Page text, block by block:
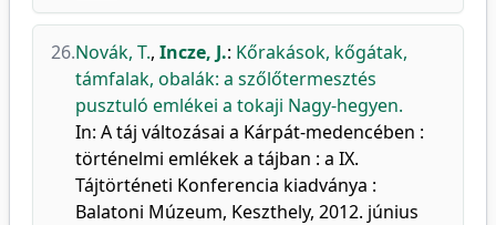
26.Novák, T., Incze, J.: Kőrakások, kőgátak,
támfalak, obalák: a szőlőtermesztés
pusztuló emlékei a tokaji Nagy-hegyen.
In: A táj változásai a Kárpát-medencében :
történelmi emlékek a tájban : a IX.
Tájtörténeti Konferencia kiadványa :
Balatoni Múzeum, Keszthely, 2012. június